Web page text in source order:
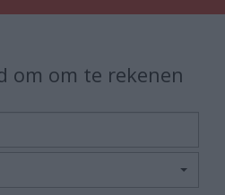
om om te rekenen